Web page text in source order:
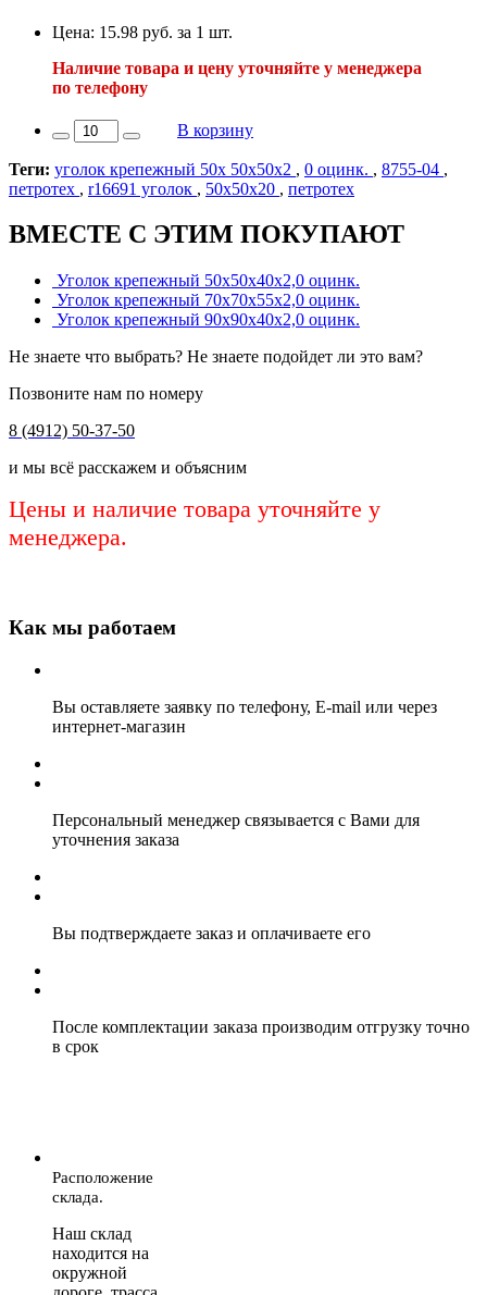
Цена: 15.98 руб. за 1 шт.
Наличие товара и цену уточняйте у менеджера
по телефону
В корзину
Теги: уголок крепежный 50х 50х50х2 , 0 оцинк. , 8755-04 ,
петротех , r16691 уголок , 50х50х20 , петротех
ВМЕСТЕ С ЭТИМ ПОКУПАЮТ
Уголок крепежный 50х50х40х2,0 оцинк.
Уголок крепежный 70х70х55х2,0 оцинк.
Уголок крепежный 90х90х40х2,0 оцинк.
Не знаете что выбрать? Не знаете подойдет ли это вам?
Позвоните нам по номеру
8 (4912) 50-37-50
и мы всё расскажем и объясним
Цены и наличие товара уточняйте у
менеджера.
Как мы работаем
Вы оставляете заявку по телефону, E-mail или через
интернет-магазин
Персональный менеджер связывается с Вами для
уточнения заказа
Вы подтверждаете заказ и оплачиваете его
После комплектации заказа производим отгрузку точно
в срок
Расположение
склада.
Наш склад
находится на
окружной